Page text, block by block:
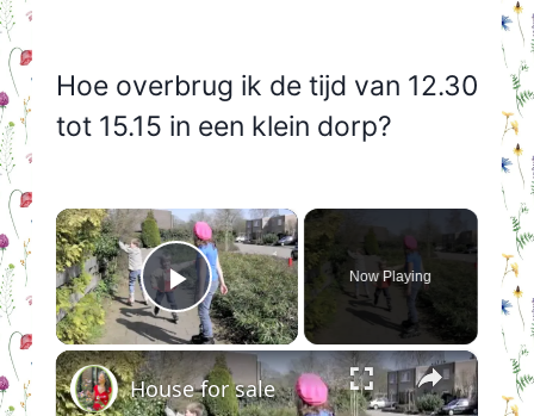
Hoe overbrug ik de tijd van 12.30
tot 15.15 in een klein dorp?
×
Play Video
Now Playing
×
House for sale